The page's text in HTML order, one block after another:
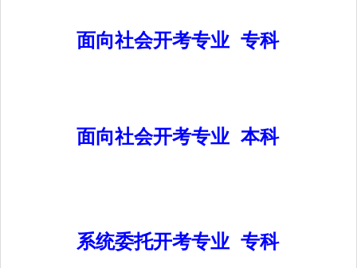
面向社会开考专业 专科
面向社会开考专业 本科
系统委托开考专业 专科